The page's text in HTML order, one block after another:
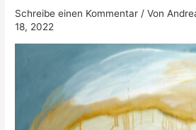
Schreibe einen Kommentar / Von
18, 2022